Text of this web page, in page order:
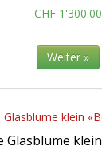
CHF 1'300.00
Weiter »